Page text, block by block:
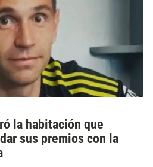
la habitación que
sus premios con la